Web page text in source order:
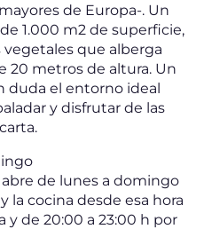
de Europa-. Un
1.000 m2 de superficie,
que alberga
20 metros de altura. Un
duda el entorno ideal
y disfrutar de las
abre de lunes a domingo
la cocina desde esa hora
y de 20:00 a 23:00 h por